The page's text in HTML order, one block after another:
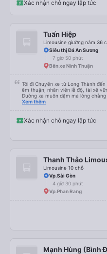
Xác nhận chỗ ngay lập tức
Tuấn Hiệp
Limousine giường nằm 36
Siêu thị Đá An Sương
7 giờ 50 phút
Bến xe Ninh Thuận
Tôi đi Chuyến xe từ Long Thành
êm thuận, nhân viên lễ độ, tài xế vững tay quả thật khiến tôi an
Đường xa muôn dặm mà lòng
nghiêm cẩn, hiếm thấy giữa thời
Xem thêm
Xác nhận chỗ ngay lập tức
Thanh Thảo
Limousine 10 chỗ
Vp.Sài Gòn
4 giờ 30 phút
Vp.Phan Rang
Mạnh Hùng (Bình